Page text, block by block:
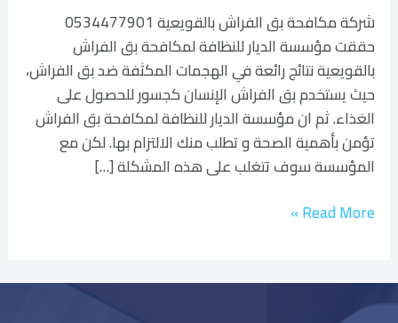
شركة مكافحة بق الفراش بالقويعية 0534477901
حققت مؤسسة الديار للنظافة لمكافحة بق الفراش
بالقويعية نتائج رائعة في الهجمات المكثفة ضد بق الفراش،
حيث يستخدم بق الفراش الإنسان كجسور للحصول على
الغذاء. ثم ان مؤسسة الديار للنظافة لمكافحة بق الفراش
تؤمن بأهمية الصحة و تطلب منك الالتزام بها. لكن مع
المؤسسة سوف تتغلب على هذه المشكلة […]
Read More »